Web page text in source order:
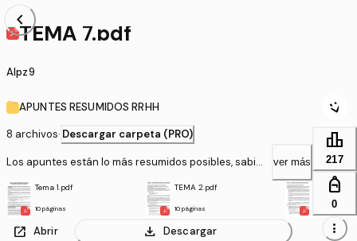
chevron_left
TEMA 7.pdf
Alpz9
APUNTES RESUMIDOS RRHH
8 archivos· Descargar carpeta (PRO)
Los apuntes están lo más resumidos posibles, sabien
ver más
Tema 1.pdf
10 páginas
TEMA 2.pdf
10 páginas
TEMA 3.pdf
9 páginas
open_in_new Abrir download Descargar
leaderboard
217
personal_bag
0
more_vert